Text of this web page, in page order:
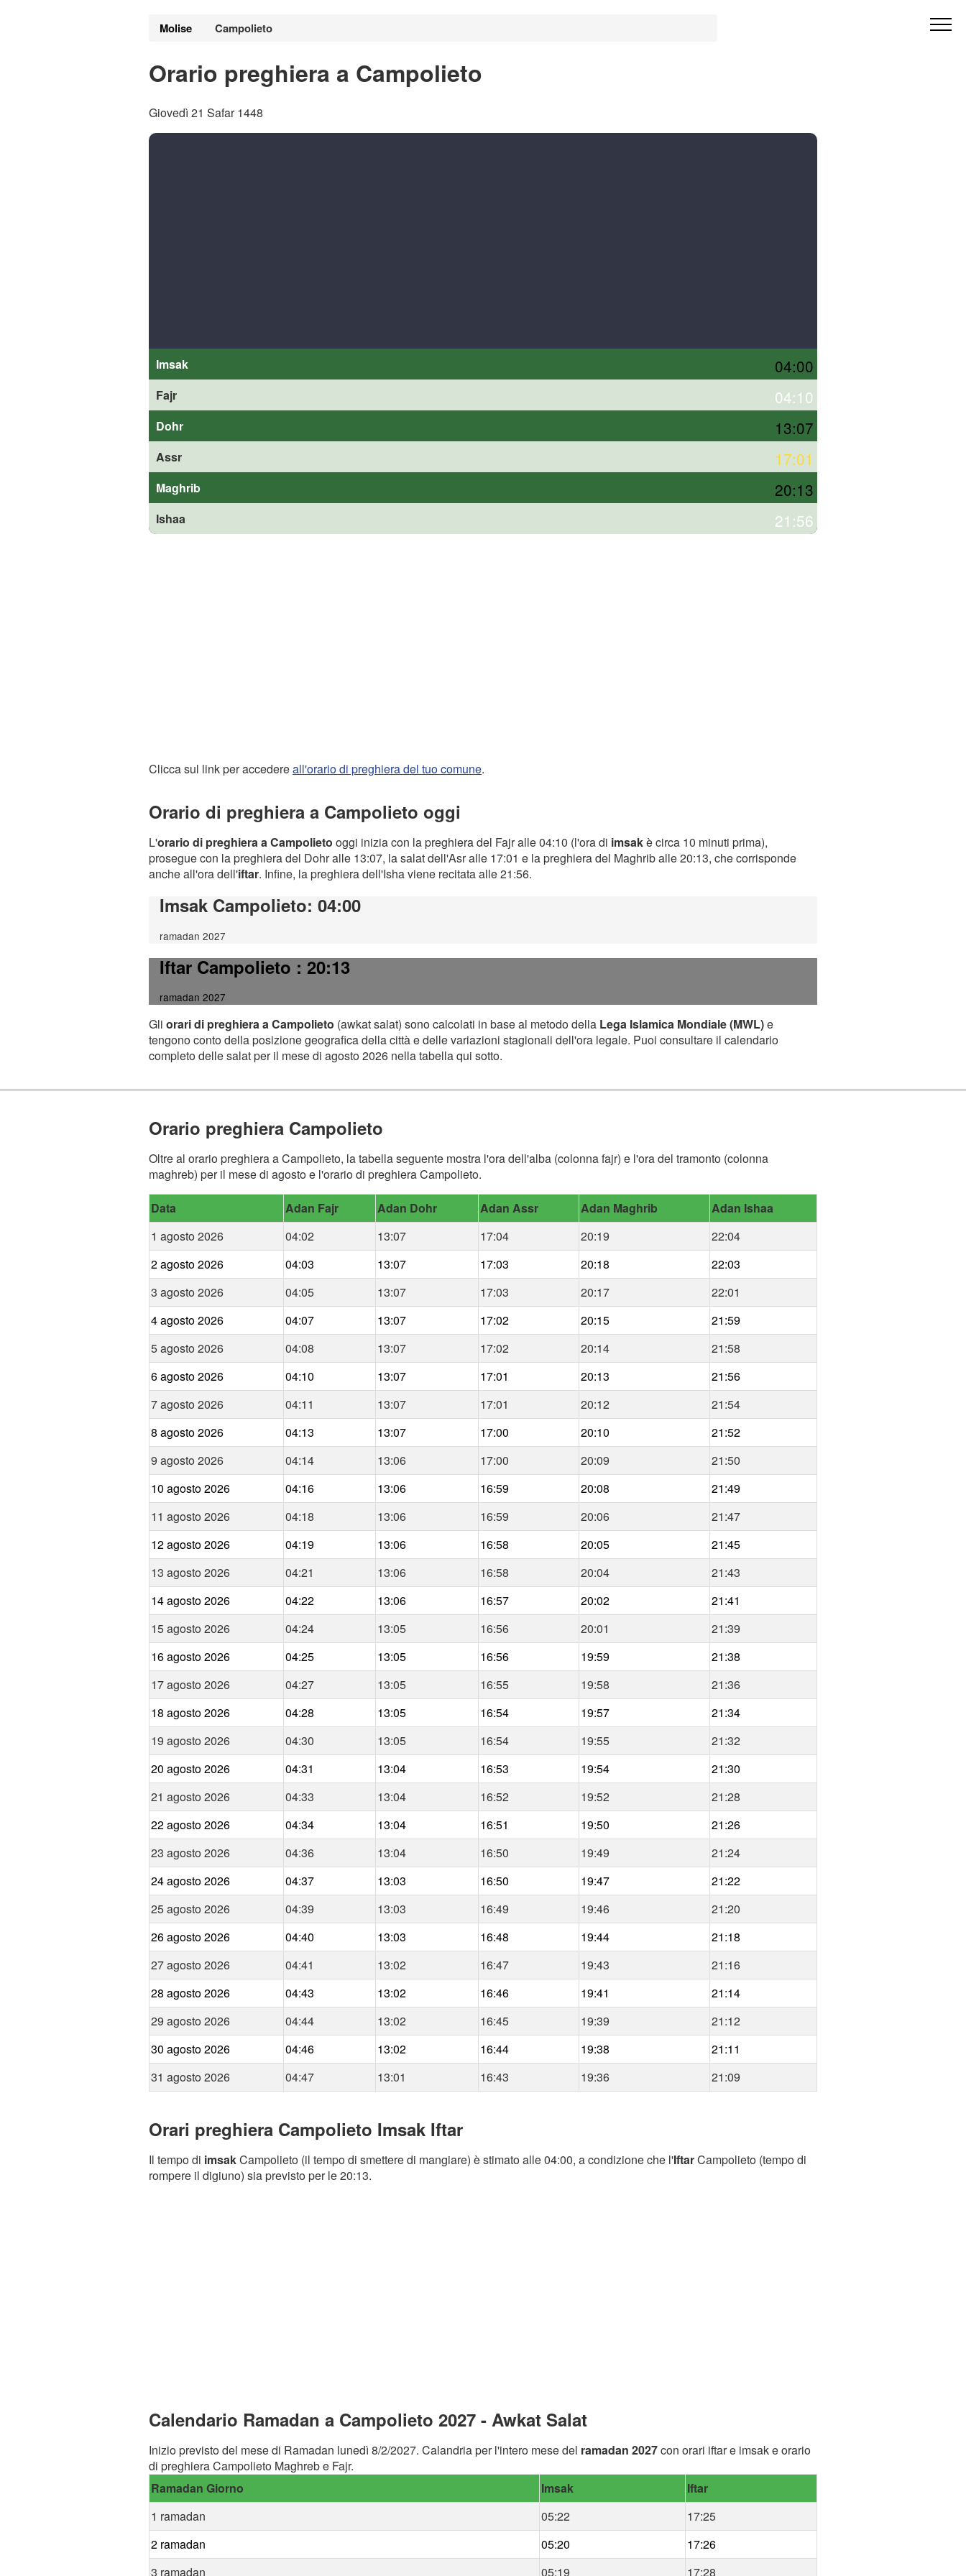
Molise Campolieto
Orario preghiera a Campolieto
Giovedì 21 Safar 1448
Imsak 04:00
Fajr 04:10
Dohr 13:07
Assr 17:01
Maghrib 20:13
Ishaa 21:56
Clicca sul link per accedereall'orario di preghiera del tuo comune.
Orario di preghiera a Campolieto oggi
L'orario di preghiera a Campolieto oggi inizia con la preghiera del Fajr alle 04:10 (l'ora di imsakè circa 10 minuti prima),
prosegue con la preghiera del Dohr alle 13:07, la salat dell'Asr alle 17:01 e la preghiera del Maghrib alle 20:13, che corrisponde
anche all'ora dell'iftar. Infine, la preghiera dell'Isha viene recitata alle 21:56.
Imsak Campolieto: 04:00
ramadan 2027
Iftar Campolieto: 20:13
ramadan 2027
Gli orari di preghiera a Campolieto (awkat salat) sono calcolati in base al metodo della Lega Islamica Mondiale (MWL)e
tengono conto della posizione geografica della città e delle variazioni stagionali dell'ora legale. Puoi consultare il calendario
completo delle salat per il mese di agosto 2026 nella tabella qui sotto.
Orario preghiera Campolieto
Oltre al orario preghiera a Campolieto, la tabella seguente mostra l'ora dell'alba (colonna fajr) e l'ora del tramonto (colonna
maghreb) per il mese di agosto e l'orario di preghiera Campolieto.
Data Adan Fajr Adan Dohr Adan Assr Adan Maghrib
Adan Ishaa
1 agosto 2026
04:02 13:07 17:04 20:19
22:04
2 agosto 2026
04:03 13:07 17:03 20:18
22:03
3 agosto 2026
04:05 13:07 17:03 20:17
22:01
4 agosto 2026
04:07 13:07 17:02 20:15
21:59
5 agosto 2026
04:08 13:07 17:02 20:14
21:58
6 agosto 2026
04:10 13:07 17:01 20:13
21:56
7 agosto 2026
04:11 13:07 17:01 20:12
21:54
8 agosto 2026
04:13 13:07 17:00 20:10
21:52
9 agosto 2026
04:14 13:06 17:00 20:09
21:50
10 agosto 2026
04:16 13:06 16:59 20:08
21:49
11 agosto 2026
04:18 13:06 16:59 20:06
21:47
12 agosto 2026
04:19 13:06 16:58 20:05
21:45
13 agosto 2026
04:21 13:06 16:58 20:04
21:43
14 agosto 2026
04:22 13:06 16:57 20:02
21:41
15 agosto 2026
04:24 13:05 16:56 20:01
21:39
16 agosto 2026
04:25 13:05 16:56 19:59
21:38
17 agosto 2026
04:27 13:05 16:55 19:58
21:36
18 agosto 2026
04:28 13:05 16:54 19:57
21:34
19 agosto 2026
04:30 13:05 16:54 19:55
21:32
20 agosto 2026
04:31 13:04 16:53 19:54
21:30
21 agosto 2026
04:33 13:04 16:52 19:52
21:28
22 agosto 2026
04:34 13:04 16:51 19:50
21:26
23 agosto 2026
04:36 13:04 16:50 19:49
21:24
24 agosto 2026
04:37 13:03 16:50 19:47
21:22
25 agosto 2026
04:39 13:03 16:49 19:46
21:20
26 agosto 2026
04:40 13:03 16:48 19:44
21:18
27 agosto 2026
04:41 13:02 16:47 19:43
21:16
28 agosto 2026
04:43 13:02 16:46 19:41
21:14
29 agosto 2026
04:44 13:02 16:45 19:39
21:12
30 agosto 2026
04:46 13:02 16:44 19:38
21:11
31 agosto 2026
04:47 13:01 16:43 19:36 21:09
Orari preghiera Campolieto Imsak Iftar
Il tempo di imsakCampolieto (il tempo di smettere di mangiare) è stimato alle 04:00, a condizione che l'IftarCampolieto (tempo di
rompere il digiuno) sia previsto per le 20:13.
Calendario Ramadan a Campolieto 2027 - Awkat Salat
Inizio previsto del mese di Ramadan lunedì 8/2/2027. Calandria per l'intero mese del ramadan 2027con orari iftar e imsak e orario
di preghiera Campolieto Maghreb e Fajr.
Ramadan Giorno
Imsak
Iftar
1 ramadan
05:22
17:25
2 ramadan
05:20
17:26
3 ramadan
05:19 17:28